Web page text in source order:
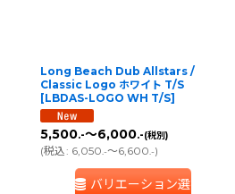
Long Beach Dub Allstars /
Classic Logo ホワイト T/S
[LBDAS-LOGO WH T/S]
5,500.-～6,000.-(税別)
(税込: 6,050.-～6,600.-)
バリエーション選択